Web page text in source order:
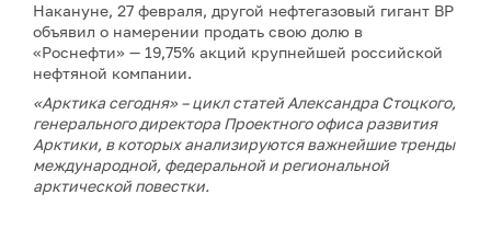
Накануне, 27 февраля, другой нефтегазовый гигант BP
объявил о намерении продать свою долю в
«Роснефти» — 19,75% акций крупнейшей российской
нефтяной компании.
«Арктика сегодня» – цикл статей Александра Стоцкого,
генерального директора Проектного офиса развития
Арктики, в которых анализируются важнейшие тренды
международной, федеральной и региональной
арктической повестки.